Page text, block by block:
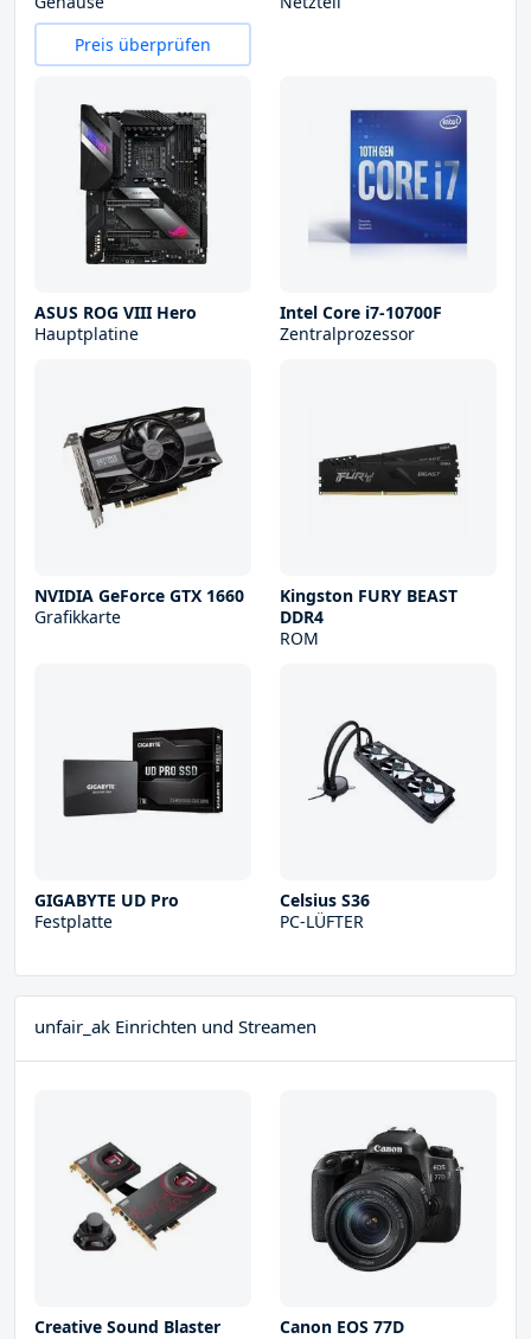
Preis überprüfen
ASUS ROG VIII Hero
Hauptplatine
Intel Core i7-10700F
Zentralprozessor
NVIDIA GeForce GTX 1660
Grafikkarte
Kingston FURY BEAST
DDR4
ROM
GIGABYTE UD Pro
Festplatte
Celsius S36
PC-LÜFTER
unfair_ak Einrichten und Streamen
Creative Sound Blaster
Canon EOS 77D